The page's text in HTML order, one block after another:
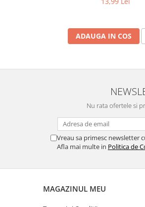
ADAUGA IN COS
Nu rata ofertele si
Vreau sa primesc newsletter
Afla mai multe in Politica de
MAGAZINUL MEU